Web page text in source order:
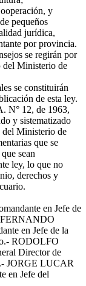
y
pequeños
jurídica,
por provincia.
se regirán por
del Ministerio de
se constituirán
de esta ley.
N° 12, de 1963,
y sistematizado
del Ministerio de
que se
sean
ley, lo que no
derechos y
en Jefe de
FERNANDO
en Jefe de la
RODOLFO
Director de
JORGE LUCAR
en Jefe del